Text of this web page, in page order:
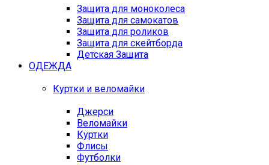
Защита для моноколеса
Защита для самокатов
Защита для роликов
Защита для скейтборда
Детская Защита
ОДЕЖДА
Куртки и веломайки
Джерси
Веломайки
Куртки
Флисы
Футболки